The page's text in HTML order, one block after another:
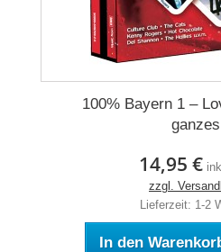
100% Bayern 1 –
14,95 €
zzgl.
Lieferzeit: 1-2
In den